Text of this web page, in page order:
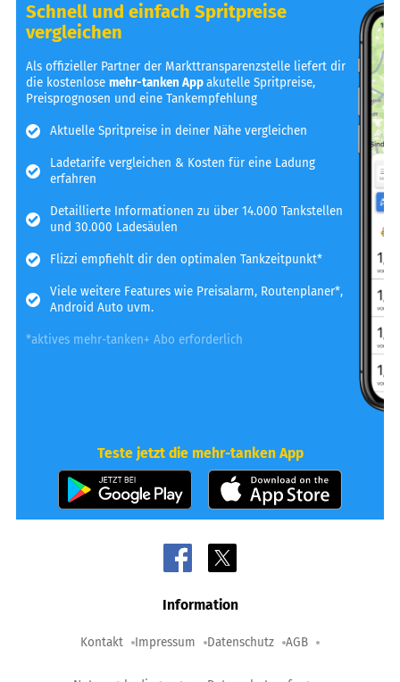
Schnell und einfach Spritpreise
vergleichen
Als offizieller Partner der Markttransparenzstelle liefert dir
die kostenlosemehr-tanken Appakutelle Spritpreise,
Preisprognosen und eine Tankempfehlung
Aktuelle Spritpreise in deiner Nähe vergleichen
Ladetarife vergleichen & Kosten für eine Ladung
erfahren
Detaillierte Informationen zu über 14.000 Tankstellen
und 30.000 Ladesäulen
Flizzi empfiehlt dir den optimalen Tankzeitpunkt*
Viele weitere Features wie Preisalarm, Routenplaner*,
Android Auto uvm.
*aktives mehr-tanken+ Abo erforderlich
Teste jetzt die mehr-tanken App
Information
Kontakt Impressum Datenschutz AGB